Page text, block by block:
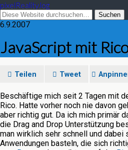
pixelReality.log
6.9.2007
JavaScript mit
Teilen Tweet
Beschäftige mich seit 2 Tagen mit
Rico. Hatte vorher noch nie davon
aber richtig gut. Da ich mich primär
die Drag and Drop Unterstützung
man wirklich sehr schnell und dabei
Anwendungen basteln, die sich